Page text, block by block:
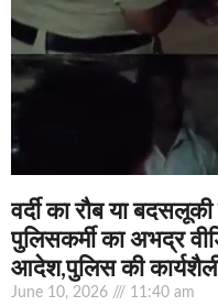
वर्दी का रौब या
पुलिसकर्मी का अभद्र
आदेश,पुलिस की
June 10, 2026 11:40 am